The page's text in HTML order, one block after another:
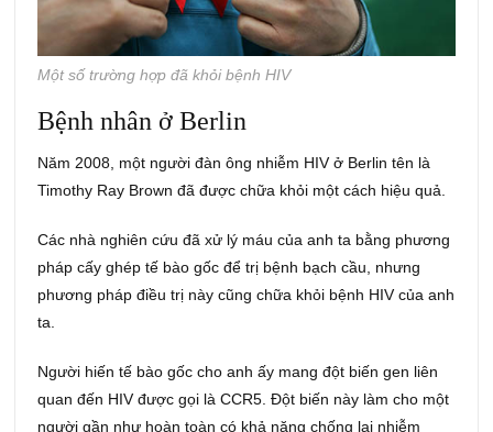
Một số trường hợp đã khỏi bệnh HIV
Bệnh nhân ở Berlin
Năm 2008, một người đàn ông nhiễm HIV ở Berlin tên là
Timothy Ray Brown đã được chữa khỏi một cách hiệu quả.
Các nhà nghiên cứu đã xử lý máu của anh ta bằng phương
pháp cấy ghép tế bào gốc để trị bệnh bạch cầu, nhưng
phương pháp điều trị này cũng chữa khỏi bệnh HIV của anh
ta.
Người hiến tế bào gốc cho anh ấy mang đột biến gen liên
quan đến HIV được gọi là CCR5. Đột biến này làm cho một
người gần như hoàn toàn có khả năng chống lại nhiễm